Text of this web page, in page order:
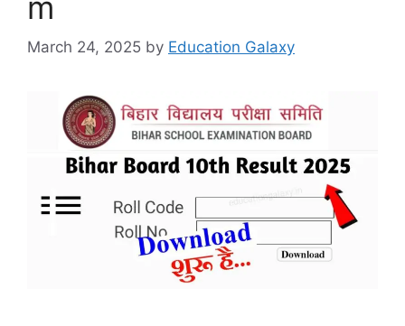
March 24, 2025 by Education Galaxy